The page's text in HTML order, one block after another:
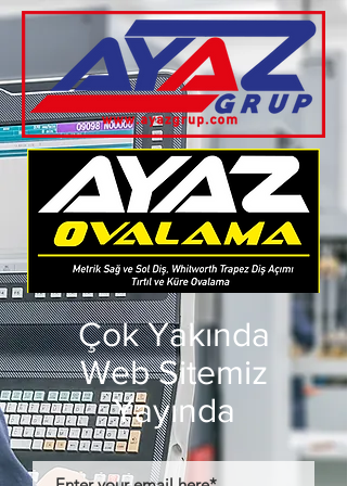
Çok Yakında
Web Sitemiz
Yayında